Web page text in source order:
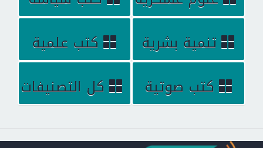
تنمية بشرية
كتب علمية
كتب صوتية
كل التصنيفات